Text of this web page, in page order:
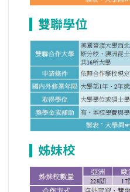
雙聯學位
姊妹校